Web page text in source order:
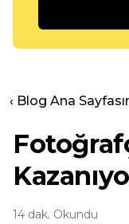
‹ Blog Ana
14 dak. Okundu